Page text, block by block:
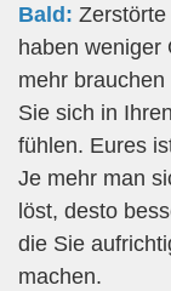
Bald:
haben weniger
mehr
Sie sich in
fühlen. Eures
Je mehr man
löst, desto
die Sie
machen.